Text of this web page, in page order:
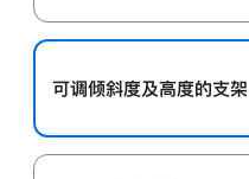
可调倾斜度及高‍度的支‍架